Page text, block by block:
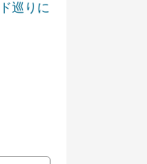
巡りに